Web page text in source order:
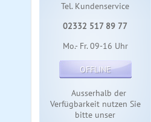
Tel. Kundenservice
02332 517 89 77
Mo.- Fr. 09-16 Uhr
OFFLINE
Ausserhalb der
Verfügbarkeit nutzen Sie
bitte unser